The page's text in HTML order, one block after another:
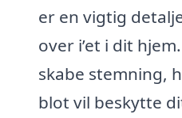
er en vigtig
over i’et i dit
skabe stemning,
blot vil beskytte